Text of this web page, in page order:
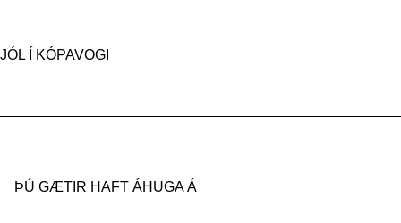
JÓL Í KÓPAVOGI
ÞÚ GÆTIR HAFT ÁHUGA Á